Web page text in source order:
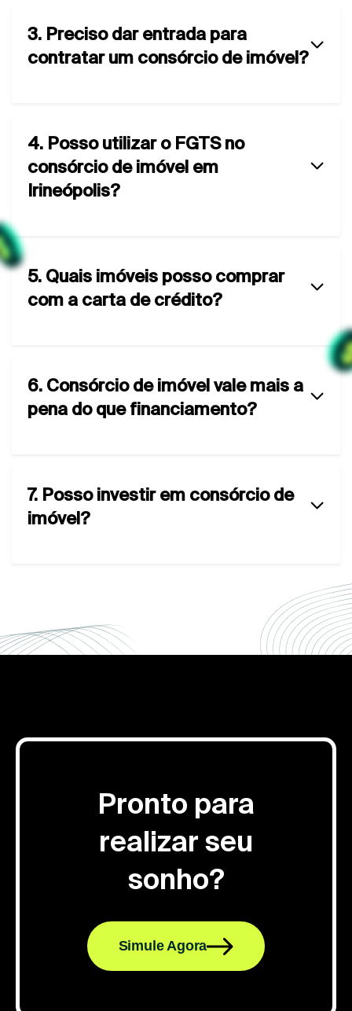
3. Preciso dar entrada para
contratar um consórcio de imóvel?
4. Posso utilizar o FGTS no
consórcio de imóvel em
Irineópolis?
5. Quais imóveis posso comprar
com a carta de crédito?
6. Consórcio de imóvel vale mais a
pena do que financiamento?
7. Posso investir em consórcio de
imóvel?
Pronto para
realizar seu
sonho?
Simule Agora